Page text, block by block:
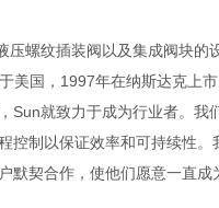
压螺纹插装阀以及集成阀块
美国，1997年在纳斯达克上
Sun就致力于成为行业者。
控制以保证效率和可持续性
默契合作，使他们愿意一直